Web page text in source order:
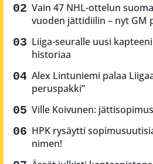
Vain 47 NHL-ottelun
vuoden jättidiilin – nyt GM
Liiga-seuralle uusi
historiaa
Alex Lintuniemi palaa
peruspakki”
Ville Koivunen:
HPK rysäytti
nimen!